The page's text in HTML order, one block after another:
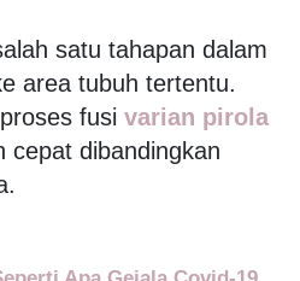
satu tahapan dalam
area tubuh tertentu.
fusi varian pirola
cepat dibandingkan